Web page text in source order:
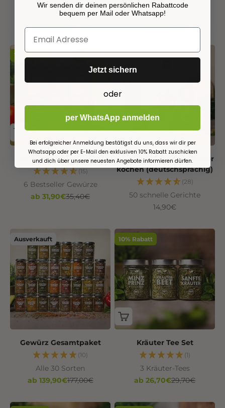
3 Früchte-Tees
21 verschiedene Teesorten
10% Rabatt
Gewürz Probier Paket
(15)
6 Bestseller Gewürze
Angebot
ab 31,90€Regulärer Preis
35,40€
Kochbuch - Einfach besser
kochen (deutschsprachig)
(28)
50 schnelle Gerichte
Angebot
14,90€
Ausverkauft
Gewürz Gesamtpaket
(10)
Alle 30 Sorten
Angebot
ab 139,90€Regulärer Preis
177,00€
10% Rabatt
Kräuter Tee Set
(1)
3 Kräuter-Tees
Angebot
ab 26,70€Regulärer Preis
29,70€
Wir senden dir deinen persönlichen Rabattcode
bequem per Mail oder Whatsapp!
Jetzt sichern
oder
per WhatsApp anmelden
Bei erfolgreicher Anmeldung bestätigst du uns, dass wir dir per
Whatsapp oder per E-Mail den exklusiven 10% Rabatt zuschicken
und dich über unsere neuesten Angebote informieren dürfen.